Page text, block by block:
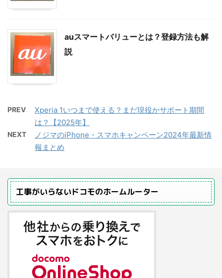
auスマートバリューとは？登録方法も解
説
PREV
Xperia 1いつまで使える？まだ現役かサポート期間
は？【2025年】
NEXT
ノジマのiPhone・スマホキャンペーン2024年最新情
報まとめ
工事がいらないドコモのホームルーター